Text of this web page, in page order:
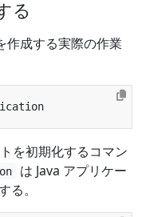
る
作成する実際の作業
を初期化するコマン
は Java アプリケー
る。